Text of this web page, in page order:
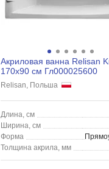
Акриловая ванна Relisan
170x90 см Гл000025600
Relisan, Польша
Длина, см
Ширина, см
Форма
Толщина акрила, мм